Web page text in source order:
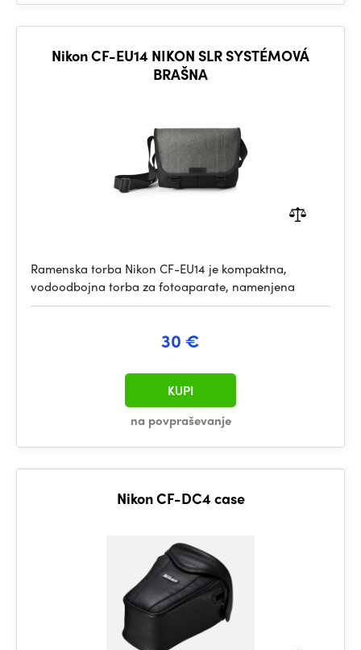
Nikon CF-EU14 NIKON SLR SYSTÉMOVÁ
BRAŠNA
Ramenska torba Nikon CF-EU14 je kompaktna,
vodoodbojna torba za fotoaparate, namenjena
30 €
na povpraševanje
KUPI
Nikon CF-DC4 case